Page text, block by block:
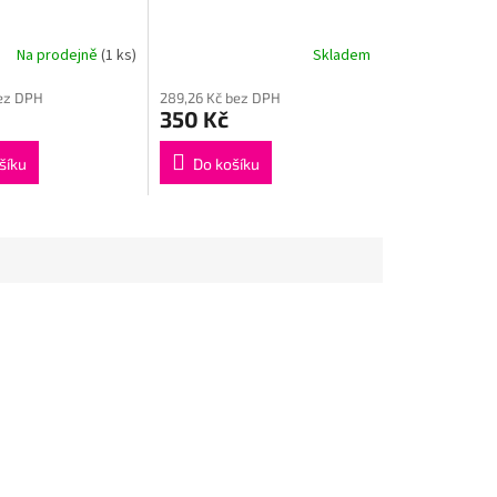
Na prodejně(1 ks)
DPH
Skladem
289,26 Kč bez DPH
350 Kč
Do košíku